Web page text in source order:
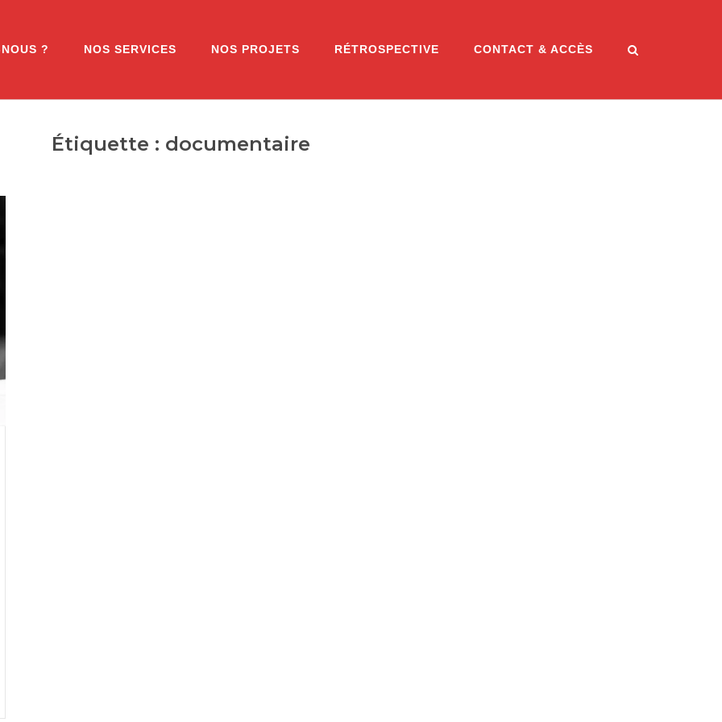
? NOS SERVICES NOS PROJETS RÉTROSPECTIVE CONTACT & ACCÈS
Étiquette : documentaire